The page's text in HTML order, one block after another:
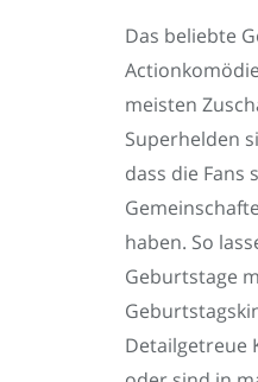
Das beliebte
meisten
Superhelden
dass die Fans
haben. So
Geburtstage
Detailgetreue